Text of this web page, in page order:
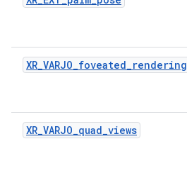
XR_VARJO_foveated_rendering
XR_VARJO_quad_views